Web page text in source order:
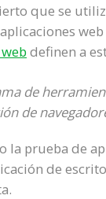
que se
definen a
de
de
prueba de
de